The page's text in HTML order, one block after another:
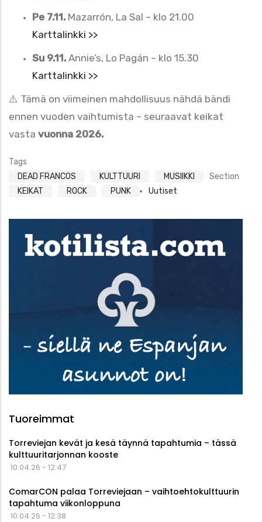
Pe 7.11. Mazarrón, La Sal – klo 21.00
Karttalinkki >>
Su 9.11. Annie’s, Lo Pagán – klo 15.30
Karttalinkki >>
⚠️ Tämä on viimeinen mahdollisuus nähdä bändi
ennen vuoden vaihtumista – seuraavat keikat
vasta vuonna 2026.
Tags
DEAD FRANCOS
KULTTUURI
MUSIIKKI
KEIKAT
ROCK PUNK
Section
Uutiset
Tuoreimmat
Torreviejan kevät ja kesä täynnä tapahtumia – tässä
kulttuuritarjonnan kooste
10.04.26 - 12:47
ComarCON palaa Torreviejaan – vaihtoehtokulttuurin
tapahtuma viikonloppuna
10.04.26 - 12:38